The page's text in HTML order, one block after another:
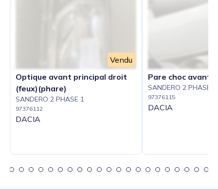
Vendu
Optique avant principal droit
(feux)(phare)
SANDERO 2 PHASE 1
97376112
DACIA
Pare choc avant
SANDERO 2 PHASE 1
97376115
DACIA